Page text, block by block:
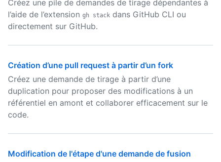
Créez une pile de demandes de tirage dépendantes à
l’aide de l’extension gh stack dans GitHub CLI ou
directement sur GitHub.
Création d’une pull request à partir d’un fork
Créez une demande de tirage à partir d’une
duplication pour proposer des modifications à un
référentiel en amont et collaborer efficacement sur le
code.
Modification de l'étape d'une demande de fusion